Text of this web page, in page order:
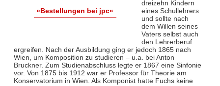
»Bestellungen bei jpc«
dreizehn Kindern
eines Schullehrers
und sollte nach
dem Willen seines
Vaters selbst auch
den Lehrerberuf
ergreifen. Nach der Ausbildung ging er jedoch 1865 nach
Wien, um Komposition zu studieren – u.a. bei Anton
Bruckner. Zum Studienabschluss legte er 1867 eine Sinfonie
vor. Von 1875 bis 1912 war er Professor für Theorie am
Konservatorium in Wien. Als Komponist hatte Fuchs keine